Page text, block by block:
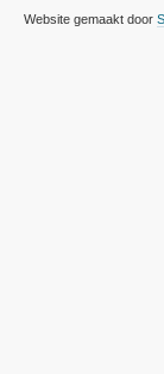
Website gemaakt door